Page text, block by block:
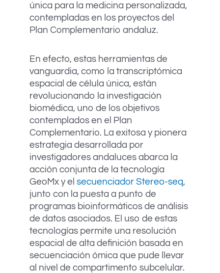
única para la medicina personalizada,
contempladas en los proyectos del
Plan Complementario andaluz.
En efecto, estas herramientas de
vanguardia, como la transcriptómica
espacial de célula única, están
revolucionando la investigación
biomédica, uno de los objetivos
contemplados en el Plan
Complementario. La exitosa y pionera
estrategia desarrollada por
investigadores andaluces abarca la
acción conjunta de la tecnología
GeoMx y el secuenciador Stereo-seq,
junto con la puesta a punto de
programas bioinformáticos de análisis
de datos asociados. El uso de estas
tecnologías permite una resolución
espacial de alta definición basada en
secuenciación ómica que pude llevar
al nivel de compartimento subcelular.